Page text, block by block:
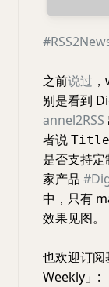
之前说过
别是看到
annel2RSS
者说 Title
是否支持
家产品
中，只有
效果见图。
也欢迎订
Weekly」: